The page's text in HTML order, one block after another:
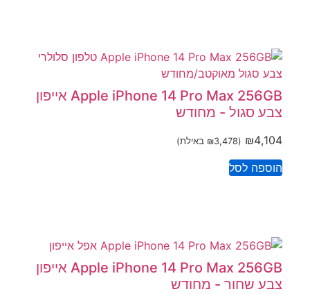
Apple iPhone 14 Pro Max 256GB אייפון
צבע סגול - מחודש
₪4,104
(
₪3,478 באילת)
הוספה לסל
Apple iPhone 14 Pro Max 256GB אייפון
צבע שחור - מחודש